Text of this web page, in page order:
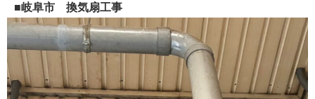
■岐阜市 換気扇工事